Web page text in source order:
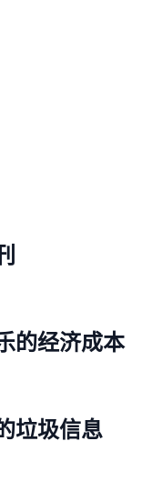
的经济成本
垃圾信息